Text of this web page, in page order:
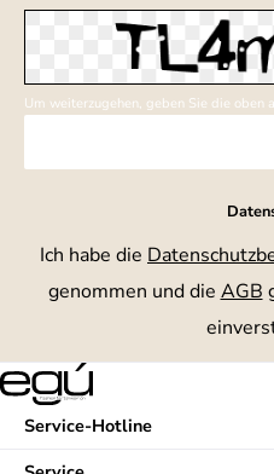
Um weiterzugehen, geben Sie die oben
Ich habe die
genommen und die AGB
Service-Hotline